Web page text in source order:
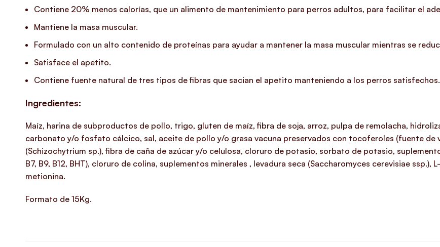
Contiene 20% menos calorías, que un alimento de mantenimiento para perros adultos, para facilitar el
Mantiene la masa muscular.
Formulado con un alto contenido de proteínas para ayudar a mantener la masa muscular mientras se
Satisface el apetito.
Contiene fuente natural de tres tipos de fibras que sacian el apetito manteniendo a los perros satisfechos.
Ingredientes:
Maíz, harina de subproductos de pollo, trigo, gluten de maíz, fibra de soja, arroz, pulpa de remolacha,
carbonato y/o fosfato cálcico, sal, aceite de pollo y/o grasa vacuna preservados con tocoferoles (fuente de
(Schizochytrium sp.), fibra de caña de azúcar y/o celulosa, cloruro de potasio, sorbato de potasio,
B7, B9, B12, BHT), cloruro de colina, suplementos minerales , levadura seca (Saccharomyces cerevisiae
metionina.
Formato de 15Kg.